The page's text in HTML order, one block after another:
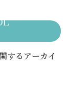
するアーカイ